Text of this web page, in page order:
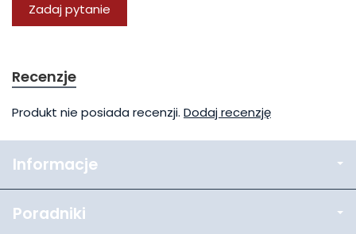
Zadaj pytanie
Recenzje
Produkt nie posiada recenzji. Dodaj recenzję
Informacje
Poradniki